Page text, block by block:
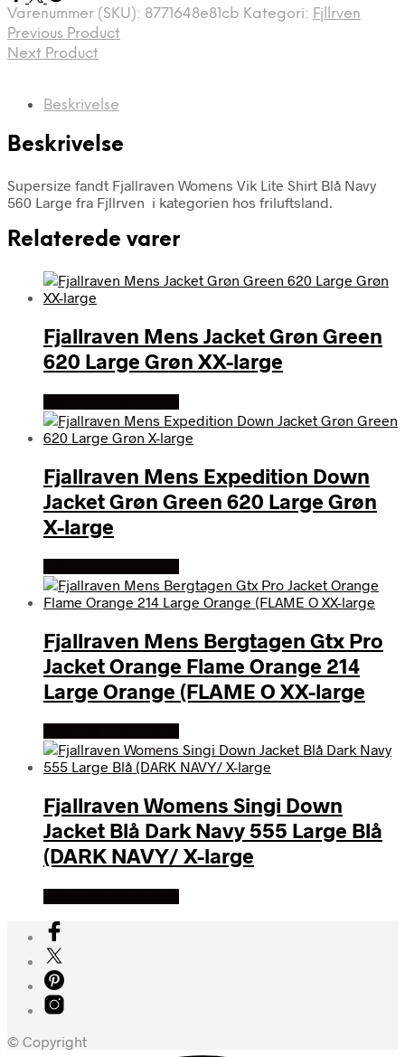
Varenummer (SKU): 8771648e81cb Kategori: Fjllrven
Previous Product
Next Product
Beskrivelse
Beskrivelse
Supersize fandt Fjallraven Womens Vik Lite Shirt Blå Navy
560 Large fra Fjllrven i kategorien hos friluftsland.
Relaterede varer
Fjallraven Mens Jacket Grøn Green
620 Large Grøn XX-large
Fjallraven Mens Expedition Down
Jacket Grøn Green 620 Large Grøn
X-large
Fjallraven Mens Bergtagen Gtx Pro
Jacket Orange Flame Orange 214
Large Orange (FLAME O XX-large
Fjallraven Womens Singi Down
Jacket Blå Dark Navy 555 Large Blå
(DARK NAVY/ X-large
© Copyright